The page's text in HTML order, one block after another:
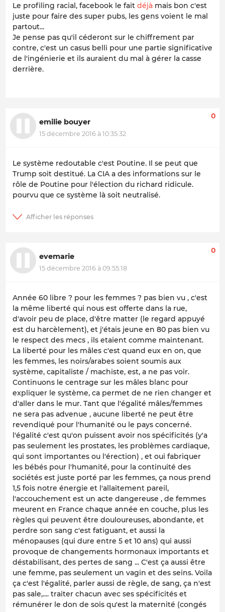
Le profiling racial, facebook le fait déjà mais bon c'est
juste pour faire des super pubs, les gens voient le mal
partout...
Je pense pas qu'il céderont sur le chiffrement par
contre, c'est un casus belli pour une partie significative
de l'ingénierie et ils auraient du mal à gérer la casse
derrière.
emilie bouyer
15 décembre 2016 à 10:35:32
0
Le système redoutable c'est Poutine. Il se peut que
Trump soit destitué. La CIA a des informations sur le
rôle de Poutine pour l'élection du richard ridicule.
pourvu que ce système là soit neutralisé.
evemarie
15 décembre 2016 à 09:55:18
0
Année 60 libre ? pour les femmes ? pas bien vu , c'est
la même liberté qui nous est offerte dans la rue,
d'avoir peu de place, d'être matter (le regard appuyé
est du harcèlement), et j'étais jeune en 80 pas bien vu
le respect des mecs , ils etaient comme maintenant.
La liberté pour les mâles c'est quand eux en on, que
les femmes, les noirs/arabes soient soumis aux
système, capitaliste / machiste, est, a ne pas voir.
Continuons le centrage sur les mâles blanc pour
expliquer le système, ca permet de ne rien changer et
d'aller dans le mur. Tant que l'égalité mâles/femmes
ne sera pas advenue , aucune liberté ne peut être
revendiqué pour l'humanité ou le pays concerné.
l'égalité c'est qu'on puissent avoir nos spécificités (y'a
pas seulement les prostates, les problèmes cardiaque,
qui sont importantes ou l'érection) , et oui fabriquer
les bébés pour l'humanité, pour la continuité des
sociétés est juste porté par les femmes, ça nous prend
1,5 fois notre énergie et l'allaitement pareil,
l'accouchement est un acte dangereuse , de femmes
meurent en France chaque année en couche, plus les
règles qui peuvent être douloureuses, abondante, et
perdre son sang c'est fatiguant, et aussi la
ménopauses (qui dure entre 5 et 10 ans) qui aussi
provoque de changements hormonaux importants et
déstabilisant, des pertes de sang ... C'est ça aussi être
une femme, pas seulement un vagin et des seins. Voila
ça c'est l'égalité, parler aussi de règle, de sang, ça n'est
pas sale,.... traiter chacun avec ses spécificités et
rémunérer le don de sois qu'est la maternité (congés